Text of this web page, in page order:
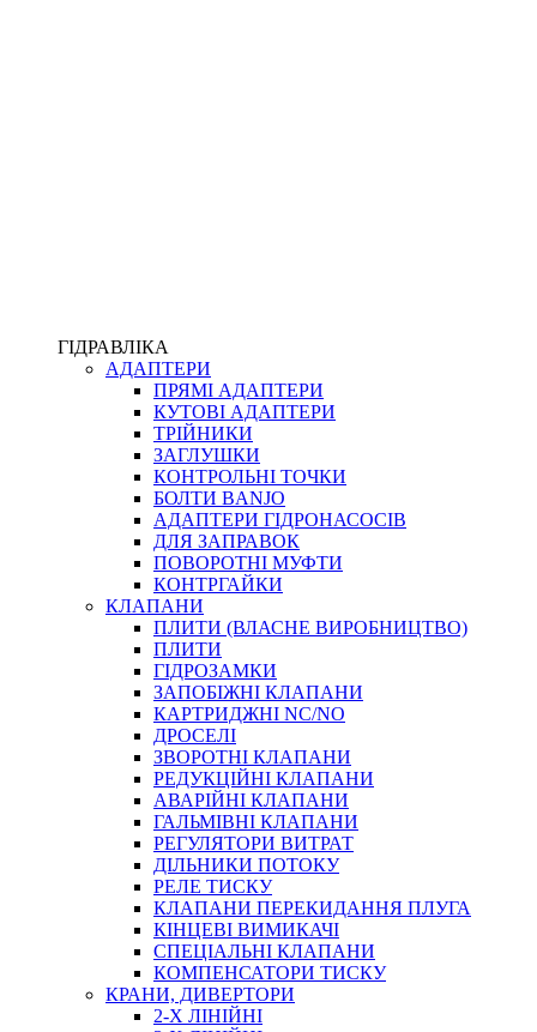
ФІТИНГИ ДІАГНОСТИЧНІ
АКСЕСУАРИ
ТРУБКИ ТА КОМПЛЕКТУЮЧІ
ФІТИНГИ ГІДРАВЛІЧНІ
ФІТИНГИ КОНДИЦІОНЕРНІ
ЗАХИСТ РУКАВІВ
ФІТИНГИ KARCHER
ФІТИНГИ НА ПІДЙОМ КАБІНИ
КОНЕКТОРИ
ХОМУТИ
ЧЕРВ`ЯЧНІ
ПРУЖИННІ
НЕЙЛОНОВІ
ПРОРЕЗИНЕНІ
АВТОТОВАРИ
ГІДРАВЛІКА
АДАПТЕРИ
ПРЯМІ АДАПТЕРИ
КУТОВІ АДАПТЕРИ
ТРІЙНИКИ
ЗАГЛУШКИ
КОНТРОЛЬНІ ТОЧКИ
БОЛТИ BANJO
АДАПТЕРИ ГІДРОНАСОСІВ
ДЛЯ ЗАПРАВОК
ПОВОРОТНІ МУФТИ
КОНТРГАЙКИ
КЛАПАНИ
ПЛИТИ (ВЛАСНЕ ВИРОБНИЦТВО)
ПЛИТИ
ГІДРОЗАМКИ
ЗАПОБІЖНІ КЛАПАНИ
КАРТРИДЖНІ NC/NO
ДРОСЕЛІ
ЗВОРОТНІ КЛАПАНИ
РЕДУКЦІЙНІ КЛАПАНИ
АВАРІЙНІ КЛАПАНИ
ГАЛЬМІВНІ КЛАПАНИ
РЕГУЛЯТОРИ ВИТРАТ
ДІЛЬНИКИ ПОТОКУ
РЕЛЕ ТИСКУ
КЛАПАНИ ПЕРЕКИДАННЯ ПЛУГА
КІНЦЕВІ ВИМИКАЧІ
СПЕЦІАЛЬНІ КЛАПАНИ
КОМПЕНСАТОРИ ТИСКУ
КРАНИ, ДИВЕРТОРИ
2-Х ЛІНІЙНІ